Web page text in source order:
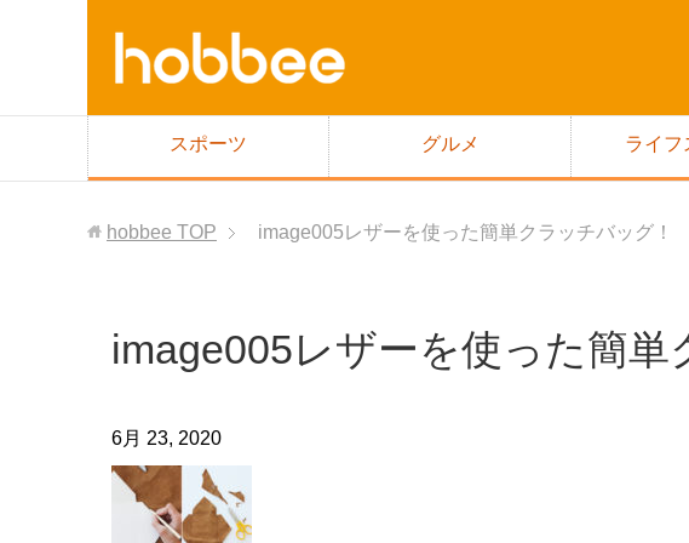
スポーツ グルメ ライフ
hobbee TOP image005レザーを使った簡単クラッチバッグ！
image005レザーを使った簡単
6月 23, 2020